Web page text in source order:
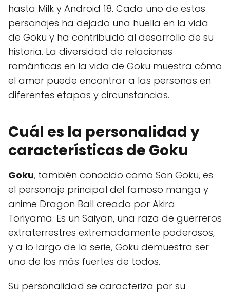
hasta Milk y Android 18. Cada uno de estos
personajes ha dejado una huella en la vida
de Goku y ha contribuido al desarrollo de su
historia. La diversidad de relaciones
románticas en la vida de Goku muestra cómo
el amor puede encontrar a las personas en
diferentes etapas y circunstancias.
Cuál es la personalidad y
características de Goku
Goku, también conocido como Son Goku, es
el personaje principal del famoso manga y
anime Dragon Ball creado por Akira
Toriyama. Es un Saiyan, una raza de guerreros
extraterrestres extremadamente poderosos,
y a lo largo de la serie, Goku demuestra ser
uno de los más fuertes de todos.
Su personalidad se caracteriza por su